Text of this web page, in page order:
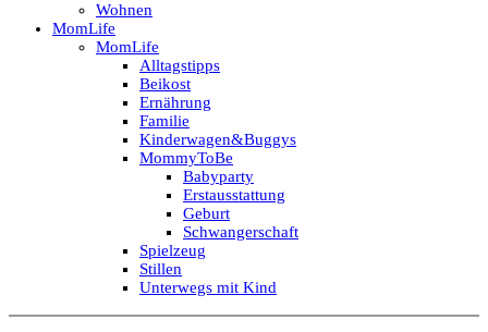
Wohnen
MomLife
MomLife
Alltagstipps
Beikost
Ernährung
Familie
Kinderwagen&Buggys
MommyToBe
Babyparty
Erstausstattung
Geburt
Schwangerschaft
Spielzeug
Stillen
Unterwegs mit Kind